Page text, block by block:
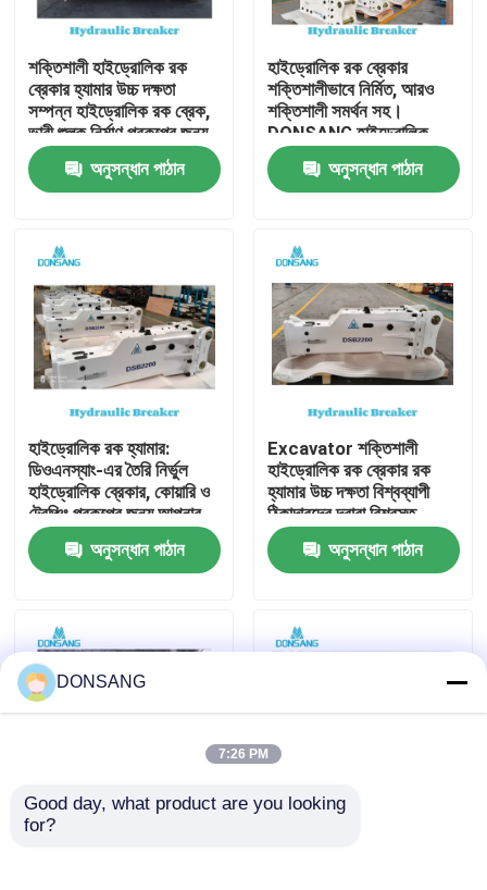
বাড়ি
পণ্য
VR প্রদর্শন
আমাদের সম্পর্কে
কারখানা ভ্রমণ
যোগাযোগ করুন
হাইড্রোলিক রক ব্রেকার
শক্তিশালী হাইড্রোলিক রক
ব্রেকার হ্যামার উচ্চ দক্ষতা
সম্পন্ন হাইড্রোলিক রক ব্রেক,
ভারী শুল্ক নির্মাণ প্রকল্পের জন্য,
পাথর ভাঙ্গা থেকে পুনর্ব্যবহার
পর্যন্ত DONSANG বহুমুখী
হাইড্রোলিক ব্রেকার, OEM
অনুসন্ধান পাঠান
হাইড্রোলিক রক ব্রেকার
শক্তিশালীভাবে নির্মিত, আরও
শক্তিশালী সমর্থন সহ।
DONSANG হাইড্রোলিক
ব্রেকার, ২৪/৭ বিশেষজ্ঞ সহায়তা
সহ। হাইড্রোলিক রক হ্যামার
অ্যাটাচমেন্ট, নির্মাণ যন্ত্রাংশ
অনুসন্ধান পাঠান
হাইড্রোলিক রক হ্যামার:
ডিওএনস্যাং-এর তৈরি নির্ভুল
হাইড্রোলিক ব্রেকার, কোয়ারি ও
ট্রেঞ্চিং প্রকল্পের জন্য আপনার
ভালো সহযোগী
অনুসন্ধান পাঠান
Excavator শক্তিশালী
হাইড্রোলিক রক ব্রেকার রক
হ্যামার উচ্চ দক্ষতা বিশ্বব্যাপী
ঠিকাদারদের দ্বারা বিশ্বস্ত
DONSANG লাইফটাইম
রক্ষণাবেক্ষণ নির্দেশিকা সহ
হাইড্রোলিক ব্রেকার
অনুসন্ধান পাঠান
হাইড্রোলিক ব্রেকার হ্যামার
DONSANG
7:26 PM
Good day, what product are you looking
for?